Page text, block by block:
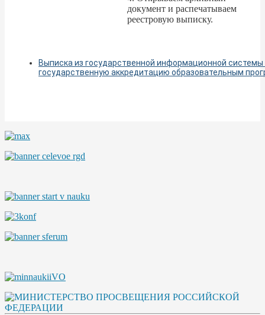
документ и распечатываем
реестровую выписку.
Выписка из государственной информационной
государственную аккредитацию образовательным